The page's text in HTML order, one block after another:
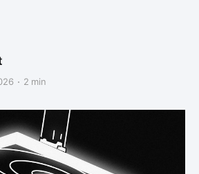
2 min